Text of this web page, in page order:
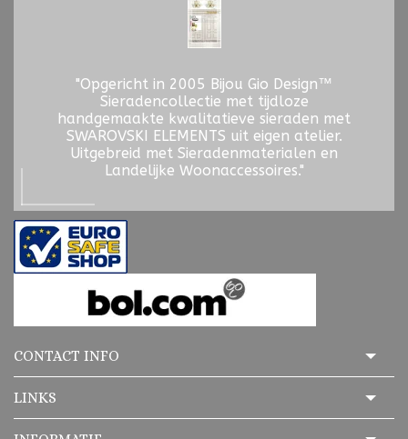
"Opgericht in 2005 Bijou Gio Design™
Sieradencollectie met tijdloze
handgemaakte kwalitatieve sieraden met
SWAROVSKI ELEMENTS uit eigen atelier.
Uitgebreid met Sieradenmaterialen en
Landelijke Woonaccessoires."
CONTACT INFO
LINKS